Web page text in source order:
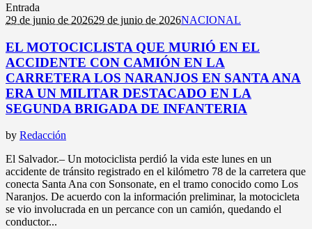
Entrada
29 de junio de 202629 de junio de 2026NACIONAL
EL MOTOCICLISTA QUE MURIÓ EN EL
ACCIDENTE CON CAMIÓN EN LA
CARRETERA LOS NARANJOS EN SANTA ANA
ERA UN MILITAR DESTACADO EN LA
SEGUNDA BRIGADA DE INFANTERIA
by Redacción
El Salvador.– Un motociclista perdió la vida este lunes en un
accidente de tránsito registrado en el kilómetro 78 de la carretera que
conecta Santa Ana con Sonsonate, en el tramo conocido como Los
Naranjos. De acuerdo con la información preliminar, la motocicleta
se vio involucrada en un percance con un camión, quedando el
conductor...